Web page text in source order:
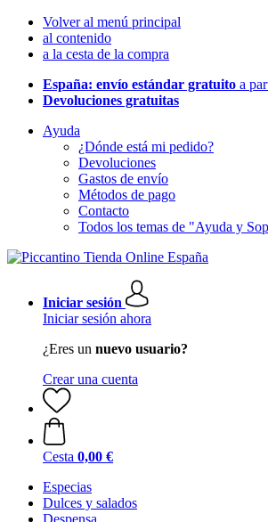
Volver al menú principal
al contenido
a la cesta de la compra
España: envío estándar gratuito a
Devoluciones gratuitas
Ayuda
¿Dónde está mi pedido?
Devoluciones
Gastos de envío
Métodos de pago
Contacto
Todos los temas de "Ayuda y
Iniciar sesión
Iniciar sesión ahora
¿Eres un nuevo usuario?
Crear una cuenta
Cesta 0,00 €
Especias
Dulces y salados
Despensa